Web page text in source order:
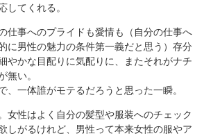
してくれる。
仕事へのプライドも愛情も（自分の仕事へ
に男性の魅力の条件第一義だと思う）存分
やかな目配りに気配りに、またそれがナチ
無い。
、一体誰がモテるだろうと思った一瞬。
女性はよく自分の髪型や服装へのチェック
しがるけれど、男性って本来女性の服やア